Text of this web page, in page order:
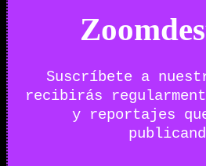
Suscríbete a
recibirás
y reportajes que